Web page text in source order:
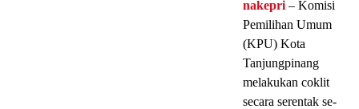
nakepri – Komisi
Pemilihan Umum
(KPU) Kota
Tanjungpinang
melakukan coklit
secara serentak se-